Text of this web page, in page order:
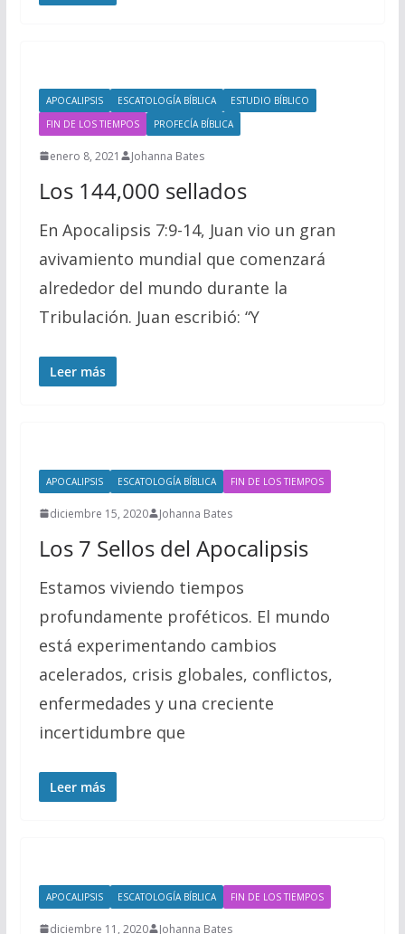
APOCALIPSIS ESCATOLOGÍA BÍBLICA
ESTUDIO BÍBLICO
FIN DE LOS TIEMPOS
PROFECÍA BÍBLICA
enero 8, 2021 Johanna Bates
Los 144,000 sellados
En Apocalipsis 7:9-14, Juan vio un gran
avivamiento mundial que comenzará
alrededor del mundo durante la
Tribulación. Juan escribió: “Y
Leer más
APOCALIPSIS ESCATOLOGÍA BÍBLICA FIN DE LOS TIEMPOS
diciembre 15, 2020 Johanna Bates
Los 7 Sellos del Apocalipsis
Estamos viviendo tiempos
profundamente proféticos. El mundo
está experimentando cambios
acelerados, crisis globales, conflictos,
enfermedades y una creciente
incertidumbre que
Leer más
APOCALIPSIS ESCATOLOGÍA BÍBLICA FIN DE LOS TIEMPOS
diciembre 11, 2020 Johanna Bates